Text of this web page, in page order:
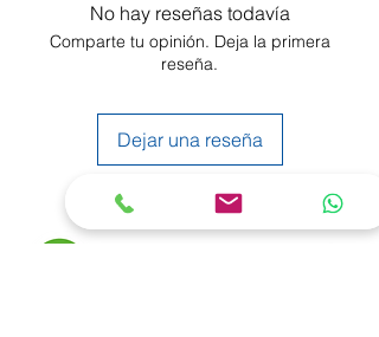
No hay reseñas todavía
Comparte tu opinión. Deja la primera
reseña.
Dejar una reseña